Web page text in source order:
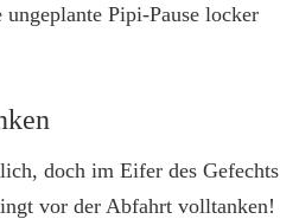
Pipi-Pause locker
doch im Eifer des Gefechts
vor der Abfahrt volltanken!